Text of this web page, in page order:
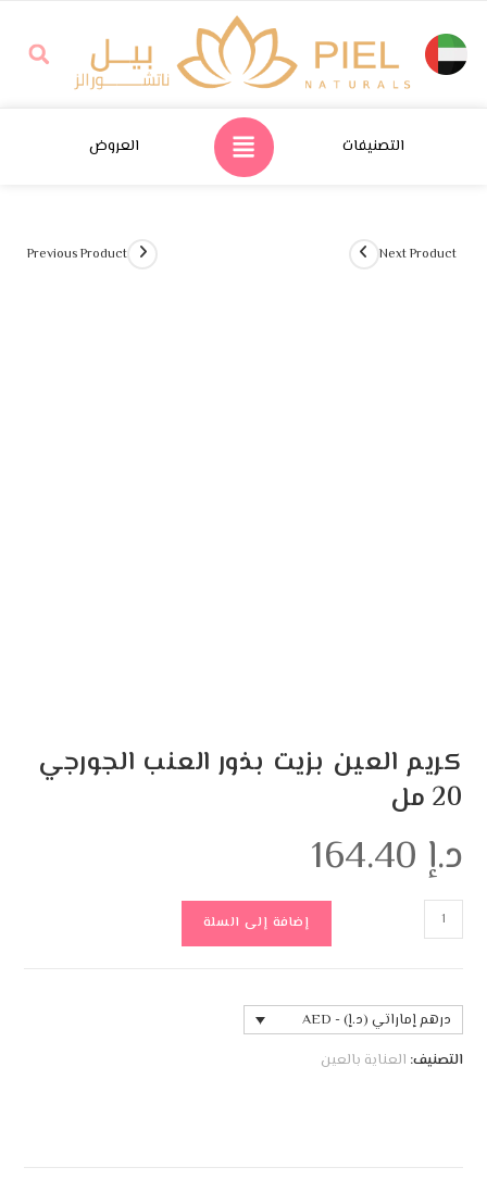
التصنيفات العروض
Previous Product Next Product
كريم العين بزيت بذور العنب الجورجي
20 مل
د.إ
إضافة إلى السلة
درهم إماراتي (د.إ) - AED
التصنيف: العناية بالعين